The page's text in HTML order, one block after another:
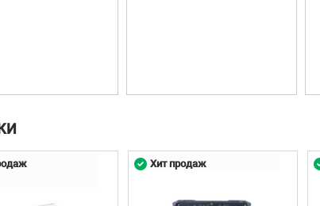
Хит продаж